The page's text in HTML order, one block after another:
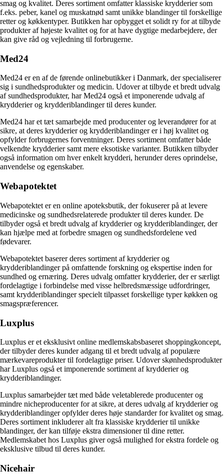
smag og kvalitet. Deres sortiment omfatter klassiske krydderier som
f.eks. peber, kanel og muskatnød samt unikke blandinger til forskellige
retter og køkkentyper. Butikken har opbygget et solidt ry for at tilbyde
produkter af højeste kvalitet og for at have dygtige medarbejdere, der
kan give råd og vejledning til forbrugerne.
Med24
Med24 er en af de førende onlinebutikker i Danmark, der specialiserer
sig i sundhedsprodukter og medicin. Udover at tilbyde et bredt udvalg
af sundhedsprodukter, har Med24 også et imponerende udvalg af
krydderier og krydderiblandinger til deres kunder.
Med24 har et tæt samarbejde med producenter og leverandører for at
sikre, at deres krydderier og krydderiblandinger er i høj kvalitet og
opfylder forbrugernes forventninger. Deres sortiment omfatter både
velkendte krydderier samt mere eksotiske varianter. Butikken tilbyder
også information om hver enkelt krydderi, herunder deres oprindelse,
anvendelse og egenskaber.
Webapotektet
Webapotektet er en online apoteksbutik, der fokuserer på at levere
medicinske og sundhedsrelaterede produkter til deres kunder. De
tilbyder også et bredt udvalg af krydderier og krydderiblandinger, der
kan hjælpe med at forbedre smagen og sundhedsfordelene ved
fødevarer.
Webapotektet baserer deres sortiment af krydderier og
krydderiblandinger på omfattende forskning og ekspertise inden for
sundhed og ernæring. Deres udvalg omfatter krydderier, der er særligt
fordelagtige i forbindelse med visse helbredsmæssige udfordringer,
samt krydderiblandinger specielt tilpasset forskellige typer køkken og
smagspræferencer.
Luxplus
Luxplus er et eksklusivt online medlemskabsbaseret shoppingkoncept,
der tilbyder deres kunder adgang til et bredt udvalg af populære
mærkevareprodukter til fordelagtige priser. Udover skønhedsprodukter
har Luxplus også et imponerende sortiment af krydderier og
krydderiblandinger.
Luxplus samarbejder tæt med både veletablerede producenter og
mindre nicheproducenter for at sikre, at deres udvalg af krydderier og
krydderiblandinger opfylder deres høje standarder for kvalitet og smag.
Deres sortiment inkluderer alt fra klassiske krydderier til unikke
blandinger, der kan tilføje ekstra dimensioner til dine retter.
Medlemskabet hos Luxplus giver også mulighed for ekstra fordele og
eksklusive tilbud til deres kunder.
Nicehair